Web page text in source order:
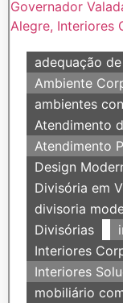
adequação
Ambiente
ambientes
Atendimento
Atendimento
Design
Divisória em
divisoria
Divisórias
Interiores
Interiores
mobiliário